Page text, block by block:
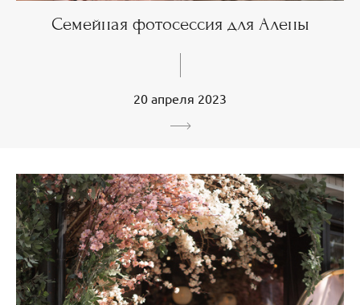
Семейная фотосессия для Алены
20 апреля 2023